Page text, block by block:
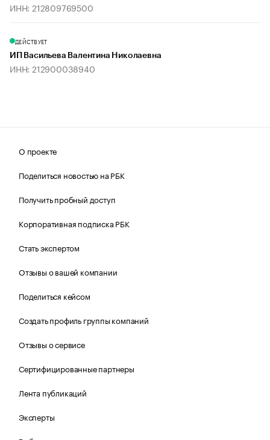
ИНН: 212809769500
ДЕЙСТВУЕТ
ИП Васильева Валентина Николаевна
ИНН: 212900038940
О проекте
Поделиться новостью на РБК
Получить пробный доступ
Корпоративная подписка РБК
Стать экспертом
Отзывы о вашей компании
Поделиться кейсом
Создать профиль группы компаний
Отзывы о сервисе
Сертифицированные партнеры
Лента публикаций
Эксперты